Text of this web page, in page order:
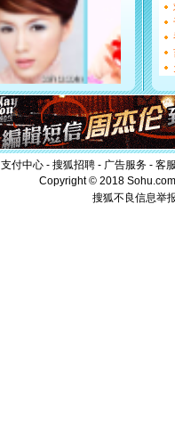
[元旦]
看
断电。
你是我
[元旦]
如
起；二
离。水
[元旦]当
泣，这痛
卖了。水
[春节]风
颜！冬去
道一声平
[春节] 传
片叶子是
支付中心 - 搜狐招聘 - 广告服务 - 客
Copyright © 2018
搜狐不良信息举